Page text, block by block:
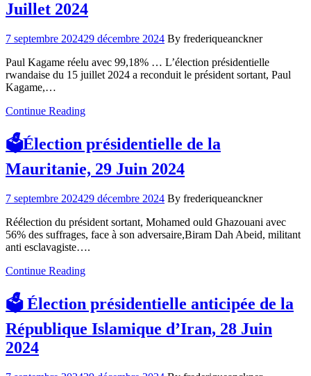
Juillet 2024
7 septembre 202429 décembre 2024 By frederiqueanckner
Paul Kagame réelu avec 99,18% … L’élection présidentielle
rwandaise du 15 juillet 2024 a reconduit le président sortant, Paul
Kagame,…
Continue Reading
🗳️Élection présidentielle de la
Mauritanie, 29 Juin 2024
7 septembre 202429 décembre 2024 By frederiqueanckner
Réélection du président sortant, Mohamed ould Ghazouani avec
56% des suffrages, face à son adversaire,Biram Dah Abeid, militant
anti esclavagiste….
Continue Reading
🗳️ Élection présidentielle anticipée de la
République Islamique d’Iran, 28 Juin
2024